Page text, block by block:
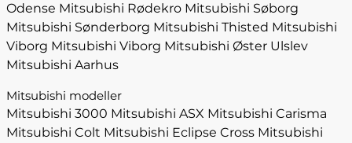
Odense Mitsubishi Rødekro Mitsubishi Søborg
Mitsubishi Sønderborg Mitsubishi Thisted Mitsubishi
Viborg Mitsubishi Viborg Mitsubishi Øster Ulslev
Mitsubishi Aarhus
Mitsubishi modeller
Mitsubishi 3000 Mitsubishi ASX Mitsubishi Carisma
Mitsubishi Colt Mitsubishi Eclipse Cross Mitsubishi